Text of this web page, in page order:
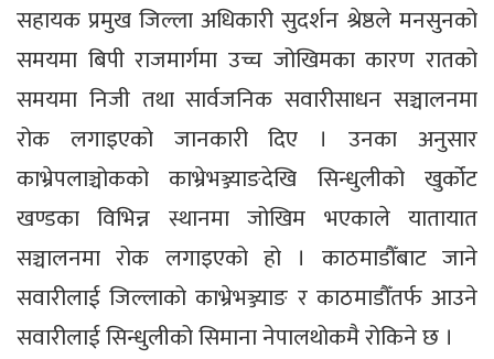
सहायक प्रमुख जिल्ला अधिकारी सुदर्शन श्रेष्ठले मनसुनको
समयमा बिपी राजमार्गमा उच्च जोखिमका कारण रातको
समयमा निजी तथा सार्वजनिक सवारीसाधन सञ्चालनमा
रोक लगाइएको जानकारी दिए । उनका अनुसार
काभ्रेपलाञ्चोकको काभ्रेभञ्ज्याङदेखि सिन्धुलीको खुर्कोट
खण्डका विभिन्न स्थानमा जोखिम भएकाले यातायात
सञ्चालनमा रोक लगाइएको हो । काठमाडौँबाट जाने
सवारीलाई जिल्लाको काभ्रेभञ्ज्याङ र काठमाडौँतर्फ आउने
सवारीलाई सिन्धुलीको सिमाना नेपालथोकमै रोकिने छ ।